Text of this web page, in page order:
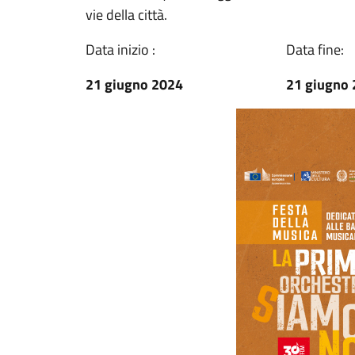
vie della città.
Data inizio :
21 giugno 2024
Data fine:
21 giugno